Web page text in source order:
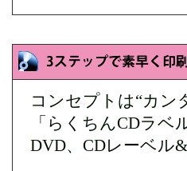
コンセプトは“カン
「らくちんCDラベ
DVD、CDレーベル